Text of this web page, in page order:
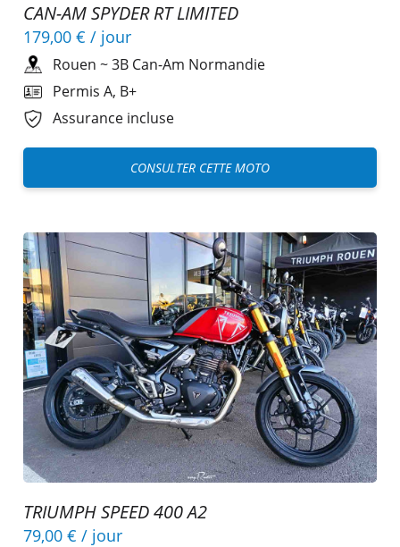
CAN-AM SPYDER RT LIMITED
179,00 € / jour
Rouen ~3B Can-Am Normandie
Permis A, B+
Assurance incluse
CONSULTER CETTE MOTO
TRIUMPH SPEED 400 A2
79,00 € / jour